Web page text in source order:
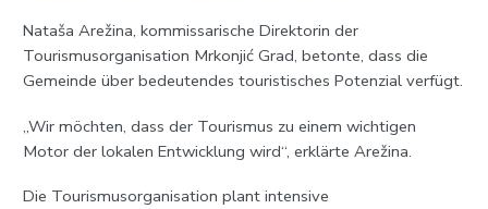
Nataša Arežina, kommissarische Direktorin der
Tourismusorganisation Mrkonjić Grad, betonte, dass die
Gemeinde über bedeutendes touristisches Potenzial verfügt.
„Wir möchten, dass der Tourismus zu einem wichtigen
Motor der lokalen Entwicklung wird“, erklärte Arežina.
Die Tourismusorganisation plant intensive